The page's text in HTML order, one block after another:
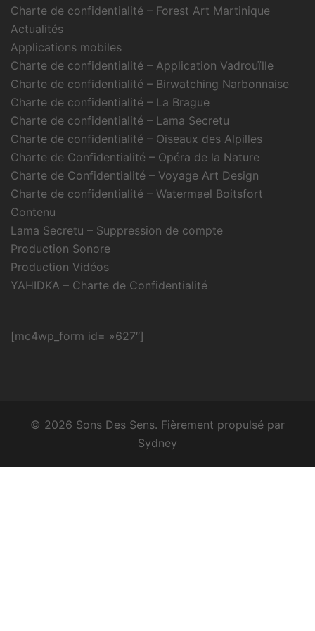
Charte de confidentialité – Forest Art Martinique
Actualités
Applications mobiles
Charte de confidentialité – Application Vadrouïlle
Charte de confidentialité – Birwatching Narbonnaise
Charte de confidentialité – La Brague
Charte de confidentialité – Lama Secretu
Charte de confidentialité – Oiseaux des Alpilles
Charte de Confidentialité – Opéra de la Nature
Charte de Confidentialité – Voyage Art Design
Charte de confidentialité – Watermael Boitsfort
Contenu
Lama Secretu – Suppression de compte
Production Sonore
Production Vidéos
YAHIDKA – Charte de Confidentialité
[mc4wp_form id= »627″]
© 2026 Sons Des Sens. Fièrement propulsé par
Sydney